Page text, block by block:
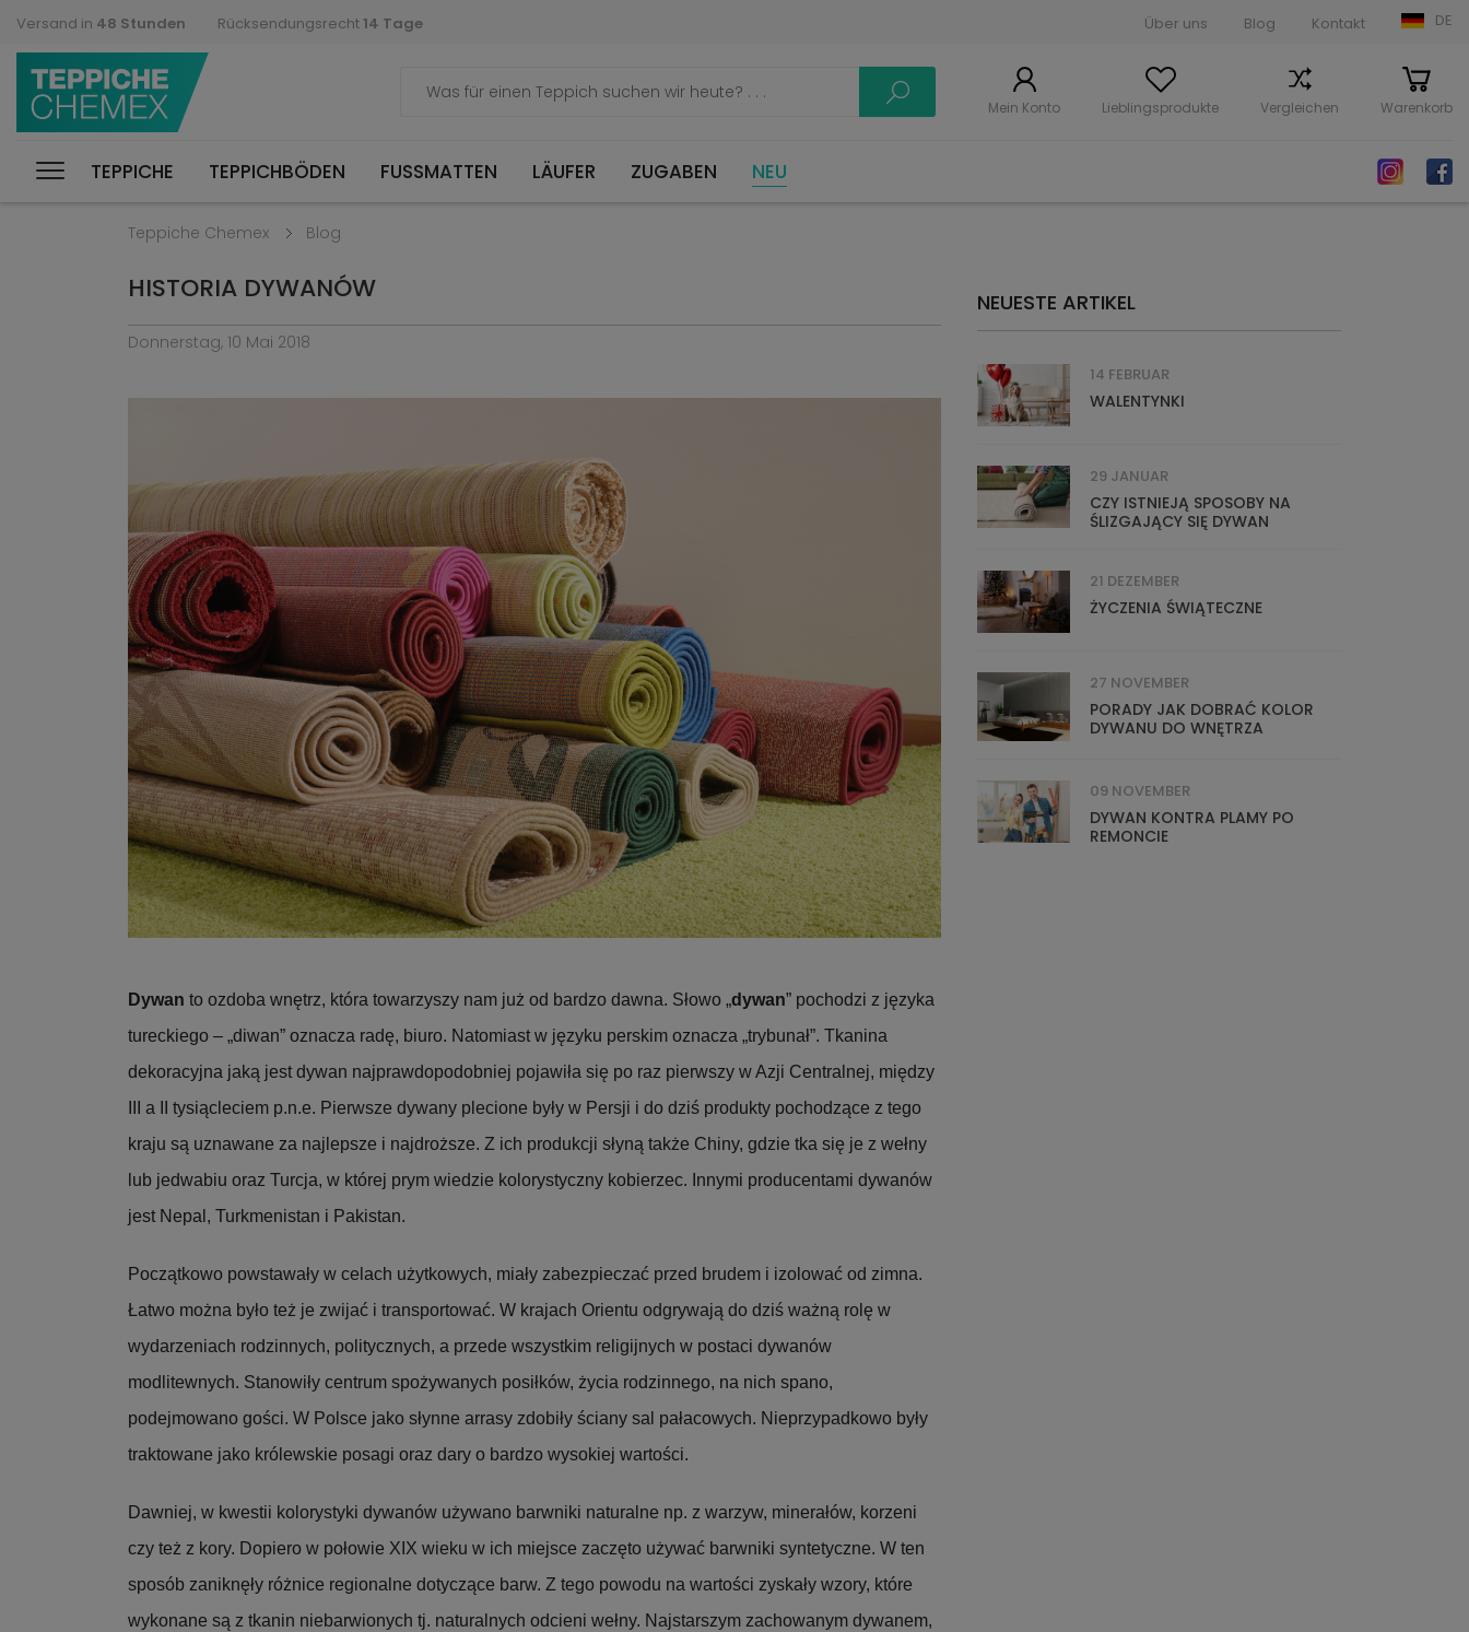
Versand in 48 Stunden Rücksendungsrecht 14 Tage Über uns Blog Kontakt DE
Mein Konto Lieblingsprodukte Vergleichen Warenkorb
TEPPICHE TEPPICHBÖDEN FUSSMATTEN LÄUFER ZUGABEN NEU
Teppiche Chemex Blog
HISTORIA DYWANÓW
Donnerstag, 10 Mai 2018
Dywan to ozdoba wnętrz, która towarzyszy nam już od bardzo dawna. Słowo „dywan” pochodzi z języka
tureckiego – „diwan” oznacza radę, biuro. Natomiast w języku perskim oznacza „trybunał”. Tkanina
dekoracyjna jaką jest dywan najprawdopodobniej pojawiła się po raz pierwszy w Azji Centralnej, między
III a II tysiącleciem p.n.e. Pierwsze dywany plecione były w Persji i do dziś produkty pochodzące z tego
kraju są uznawane za najlepsze i najdroższe. Z ich produkcji słyną także Chiny, gdzie tka się je z wełny
lub jedwabiu oraz Turcja, w której prym wiedzie kolorystyczny kobierzec. Innymi producentami dywanów
jest Nepal, Turkmenistan i Pakistan.
Początkowo powstawały w celach użytkowych, miały zabezpieczać przed brudem i izolować od zimna.
Łatwo można było też je zwijać i transportować. W krajach Orientu odgrywają do dziś ważną rolę w
wydarzeniach rodzinnych, politycznych, a przede wszystkim religijnych w postaci dywanów
modlitewnych. Stanowiły centrum spożywanych posiłków, życia rodzinnego, na nich spano,
podejmowano gości. W Polsce jako słynne arrasy zdobiły ściany sal pałacowych. Nieprzypadkowo były
traktowane jako królewskie posagi oraz dary o bardzo wysokiej wartości.
Dawniej, w kwestii kolorystyki dywanów używano barwniki naturalne np. z warzyw, minerałów, korzeni
czy też z kory. Dopiero w połowie XIX wieku w ich miejsce zaczęto używać barwniki syntetyczne. W ten
sposób zaniknęły różnice regionalne dotyczące barw. Z tego powodu na wartości zyskały wzory, które
wykonane są z tkanin niebarwionych tj. naturalnych odcieni wełny. Najstarszym zachowanym dywanem,
NEUESTE ARTIKEL
14 FEBRUAR
WALENTYNKI
29 JANUAR
CZY ISTNIEJĄ SPOSOBY NA
ŚLIZGAJĄCY SIĘ DYWAN
21 DEZEMBER
ŻYCZENIA ŚWIĄTECZNE
27 NOVEMBER
PORADY JAK DOBRAĆ KOLOR
DYWANU DO WNĘTRZA
09 NOVEMBER
DYWAN KONTRA PLAMY PO
REMONCIE